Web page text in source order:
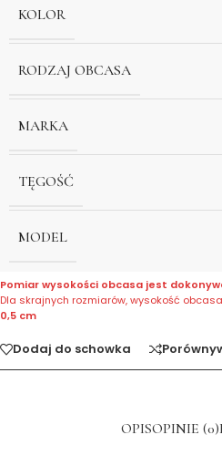
KOLOR
RODZAJ OBCASA
MARKA
TĘGOŚĆ
MODEL
Pomiar wysokości obcasa jest
Dla skrajnych rozmiarów, wysokość
0,5 cm
Dodaj do schowka
OPISOPINIE (0)